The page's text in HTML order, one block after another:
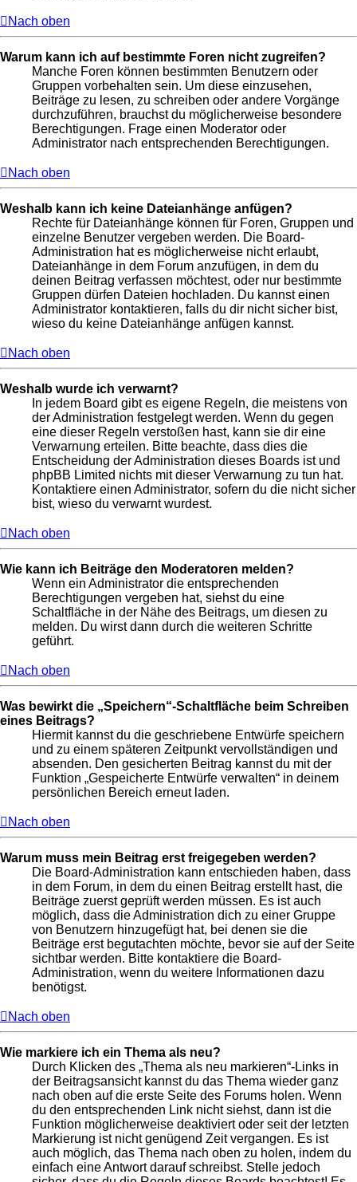
Nach oben
Warum kann ich auf bestimmte Foren nicht zugreifen?
Manche Foren können bestimmten Benutzern oder
Gruppen vorbehalten sein. Um diese einzusehen,
Beiträge zu lesen, zu schreiben oder andere Vorgänge
durchzuführen, brauchst du möglicherweise besondere
Berechtigungen. Frage einen Moderator oder
Administrator nach entsprechenden Berechtigungen.
Nach oben
Weshalb kann ich keine Dateianhänge anfügen?
Rechte für Dateianhänge können für Foren, Gruppen und
einzelne Benutzer vergeben werden. Die Board-
Administration hat es möglicherweise nicht erlaubt,
Dateianhänge in dem Forum anzufügen, in dem du
deinen Beitrag verfassen möchtest, oder nur bestimmte
Gruppen dürfen Dateien hochladen. Du kannst einen
Administrator kontaktieren, falls du dir nicht sicher bist,
wieso du keine Dateianhänge anfügen kannst.
Nach oben
Weshalb wurde ich verwarnt?
In jedem Board gibt es eigene Regeln, die meistens von
der Administration festgelegt werden. Wenn du gegen
eine dieser Regeln verstoßen hast, kann sie dir eine
Verwarnung erteilen. Bitte beachte, dass dies die
Entscheidung der Administration dieses Boards ist und
phpBB Limited nichts mit dieser Verwarnung zu tun hat.
Kontaktiere einen Administrator, sofern du die nicht sicher
bist, wieso du verwarnt wurdest.
Nach oben
Wie kann ich Beiträge den Moderatoren melden?
Wenn ein Administrator die entsprechenden
Berechtigungen vergeben hat, siehst du eine
Schaltfläche in der Nähe des Beitrags, um diesen zu
melden. Du wirst dann durch die weiteren Schritte
geführt.
Nach oben
Was bewirkt die „Speichern“-Schaltfläche beim Schreiben
eines Beitrags?
Hiermit kannst du die geschriebene Entwürfe speichern
und zu einem späteren Zeitpunkt vervollständigen und
absenden. Den gesicherten Beitrag kannst du mit der
Funktion „Gespeicherte Entwürfe verwalten“ in deinem
persönlichen Bereich erneut laden.
Nach oben
Warum muss mein Beitrag erst freigegeben werden?
Die Board-Administration kann entschieden haben, dass
in dem Forum, in dem du einen Beitrag erstellt hast, die
Beiträge zuerst geprüft werden müssen. Es ist auch
möglich, dass die Administration dich zu einer Gruppe
von Benutzern hinzugefügt hat, bei denen sie die
Beiträge erst begutachten möchte, bevor sie auf der Seite
sichtbar werden. Bitte kontaktiere die Board-
Administration, wenn du weitere Informationen dazu
benötigst.
Nach oben
Wie markiere ich ein Thema als neu?
Durch Klicken des „Thema als neu markieren“-Links in
der Beitragsansicht kannst du das Thema wieder ganz
nach oben auf die erste Seite des Forums holen. Wenn
du den entsprechenden Link nicht siehst, dann ist die
Funktion möglicherweise deaktiviert oder seit der letzten
Markierung ist nicht genügend Zeit vergangen. Es ist
auch möglich, das Thema nach oben zu holen, indem du
einfach eine Antwort darauf schreibst. Stelle jedoch